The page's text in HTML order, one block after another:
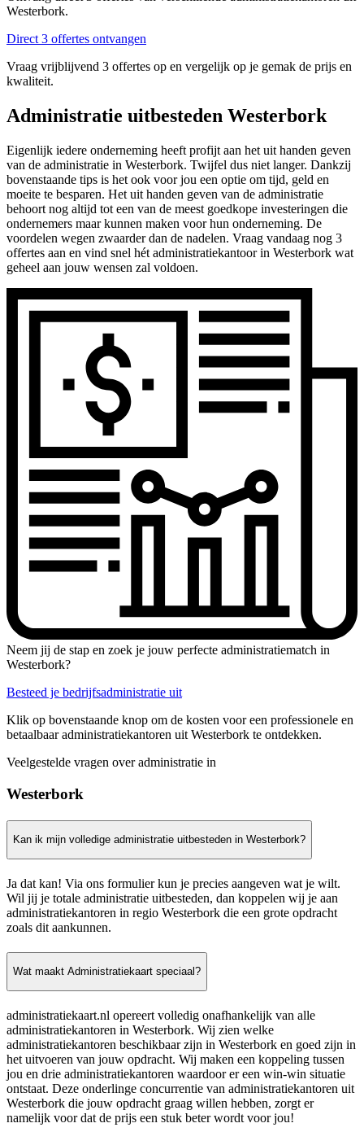
Westerbork.
Direct 3 offertes ontvangen
Vraag vrijblijvend 3 offertes op en vergelijk op je gemak de prijs en
kwaliteit.
Administratie uitbesteden Westerbork
Eigenlijk iedere onderneming heeft profijt aan het uit handen geven
van de administratie in Westerbork. Twijfel dus niet langer. Dankzij
bovenstaande tips is het ook voor jou een optie om tijd, geld en
moeite te besparen. Het uit handen geven van de administratie
behoort nog altijd tot een van de meest goedkope investeringen die
ondernemers maar kunnen maken voor hun onderneming. De
voordelen wegen zwaarder dan de nadelen. Vraag vandaag nog 3
offertes aan en vind snel hét administratiekantoor in Westerbork wat
geheel aan jouw wensen zal voldoen.
Neem jij de stap en zoek je jouw perfecte administratiematch in
Westerbork?
Besteed je bedrijfsadministratie uit
Klik op bovenstaande knop om de kosten voor een professionele en
betaalbaar administratiekantoren uit Westerbork te ontdekken.
Veelgestelde vragen over administratie in
Westerbork
Kan ik mijn volledige administratie uitbesteden in Westerbork?
Ja dat kan! Via ons formulier kun je precies aangeven wat je wilt.
Wil jij je totale administratie uitbesteden, dan koppelen wij je aan
administratiekantoren in regio Westerbork die een grote opdracht
zoals dit aankunnen.
Wat maakt Administratiekaart speciaal?
administratiekaart.nl opereert volledig onafhankelijk van alle
administratiekantoren in Westerbork. Wij zien welke
administratiekantoren beschikbaar zijn in Westerbork en goed zijn in
het uitvoeren van jouw opdracht. Wij maken een koppeling tussen
jou en drie administratiekantoren waardoor er een win-win situatie
ontstaat. Deze onderlinge concurrentie van administratiekantoren uit
Westerbork die jouw opdracht graag willen hebben, zorgt er
namelijk voor dat de prijs een stuk beter wordt voor jou!